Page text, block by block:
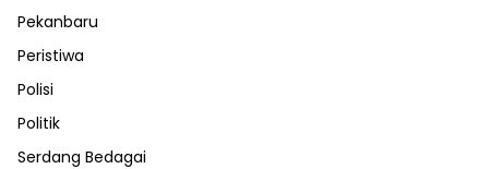
Pekanbaru
Peristiwa
Polisi
Politik
Serdang Bedagai